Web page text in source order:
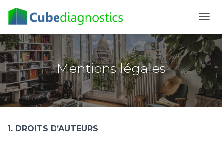
É
P
L
I
R
L
A
N
Mentions légales
1. DROITS D’AUTEURS